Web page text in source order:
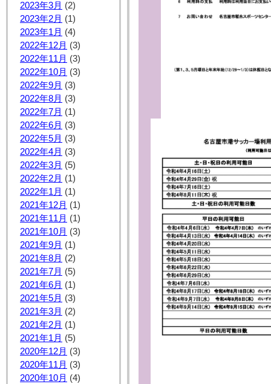
2023年3月 (2)
2023年2月 (1)
2023年1月 (4)
2022年12月 (3)
2022年11月 (3)
2022年10月 (3)
2022年9月 (3)
2022年8月 (3)
2022年7月 (1)
2022年6月 (3)
2022年5月 (3)
2022年4月 (3)
2022年3月 (5)
2022年2月 (1)
2022年1月 (1)
2021年12月 (1)
2021年11月 (1)
2021年10月 (3)
2021年9月 (1)
2021年8月 (2)
2021年7月 (5)
2021年6月 (1)
2021年5月 (3)
2021年3月 (2)
2021年2月 (1)
2021年1月 (5)
2020年12月 (3)
2020年11月 (3)
2020年10月 (4)